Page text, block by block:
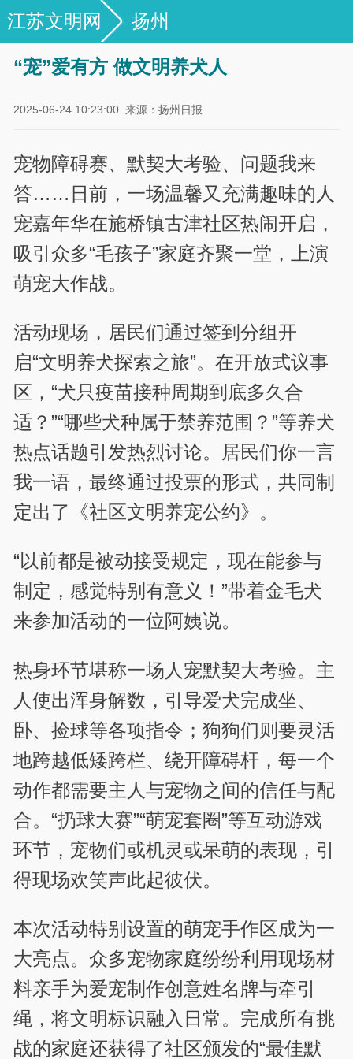
江苏文明网 扬州
“宠”爱有方 做文明养犬人
2025-06-24 10:23:00 来源：扬州日报
宠物障碍赛、默契大考验、问题我来
答……日前，一场温馨又充满趣味的人
宠嘉年华在施桥镇古津社区热闹开启，
吸引众多“毛孩子”家庭齐聚一堂，上演
萌宠大作战。
活动现场，居民们通过签到分组开
启“文明养犬探索之旅”。在开放式议事
区，“犬只疫苗接种周期到底多久合
适？”“哪些犬种属于禁养范围？”等养犬
热点话题引发热烈讨论。居民们你一言
我一语，最终通过投票的形式，共同制
定出了《社区文明养宠公约》。
“以前都是被动接受规定，现在能参与
制定，感觉特别有意义！”带着金毛犬
来参加活动的一位阿姨说。
热身环节堪称一场人宠默契大考验。主
人使出浑身解数，引导爱犬完成坐、
卧、捡球等各项指令；狗狗们则要灵活
地跨越低矮跨栏、绕开障碍杆，每一个
动作都需要主人与宠物之间的信任与配
合。“扔球大赛”“萌宠套圈”等互动游戏
环节，宠物们或机灵或呆萌的表现，引
得现场欢笑声此起彼伏。
本次活动特别设置的萌宠手作区成为一
大亮点。众多宠物家庭纷纷利用现场材
料亲手为爱宠制作创意姓名牌与牵引
绳，将文明标识融入日常。完成所有挑
战的家庭还获得了社区颁发的“最佳默